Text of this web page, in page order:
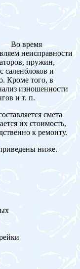
Во время
неисправности
пружин,
саленблоков и
Кроме того, в
изношенности
и т. п.
смета
их стоимость,
к ремонту.
ниже.